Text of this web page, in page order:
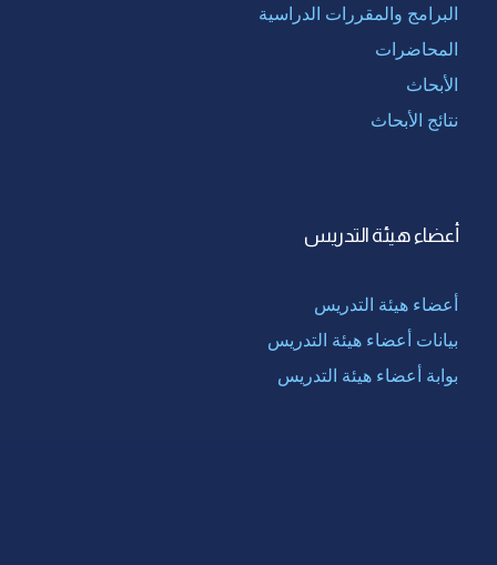
البرامج والمقررات الدراسية
المحاضرات
الأبحاث
نتائج الأبحاث
أعضاء هيئة التدريس
أعضاء هيئة التدريس
بيانات أعضاء هيئة التدريس
بوابة أعضاء هيئة التدريس